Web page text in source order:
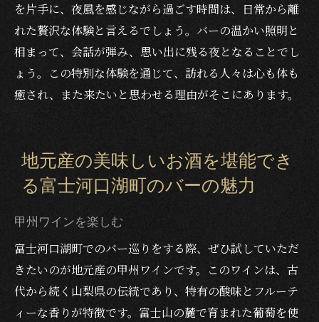
を片手に、夜風を感じながら過ごす時間は、日常から離
れた贅沢な体験と言えるでしょう。バーの温かい照明と
相まって、会話が弾み、思い出に残る夜となることでし
ょう。この特別な体験を通じて、訪れる人々は心も体も
癒され、また来たいと思わせる理由がそこにあります。
地元産の美味しいお酒を堪能でき
る富士河口湖町のバーの魅力
甲州ワインを楽しむ
富士河口湖町でのバー巡りをする際、ぜひ試していただ
きたいのが地元産の甲州ワインです。このワインは、古
代から続く山梨県の伝統であり、特有の酸味とフルーテ
ィーな香りが特徴です。富士山の麓で育まれた葡萄を使